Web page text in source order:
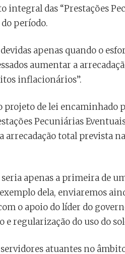
integral das “Prestações
período.
apenas quando o
aumentar a
inflacionários”.
projeto de lei encaminhado
Pecuniárias
arrecadação total prevista
apenas a primeira de
dela, enviaremos
o apoio do líder do
regularização do uso do
atuantes no